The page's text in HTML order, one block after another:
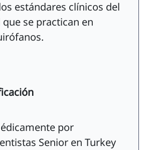
estándares clínicos del
se practican en
por
Senior en Turkey